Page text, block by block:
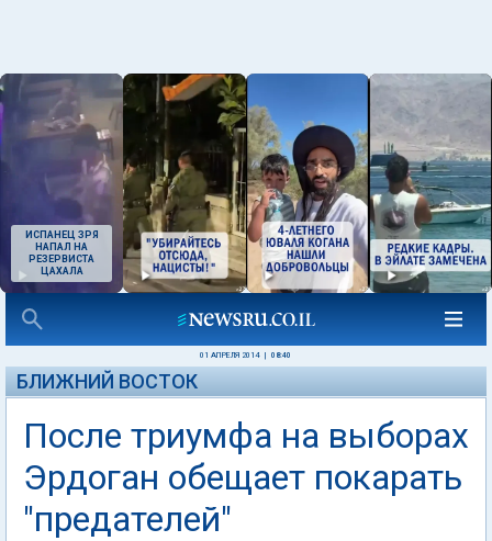
ИСПАНЕЦ ЗРЯ
НАПАЛ НА
РЕЗЕРВИСТА
ЦАХАЛА
01 АПРЕЛЯ 2014 08:40
БЛИЖНИЙ ВОСТОК
После триумфа на выборах
Эрдоган обещает покарать
"предателей"